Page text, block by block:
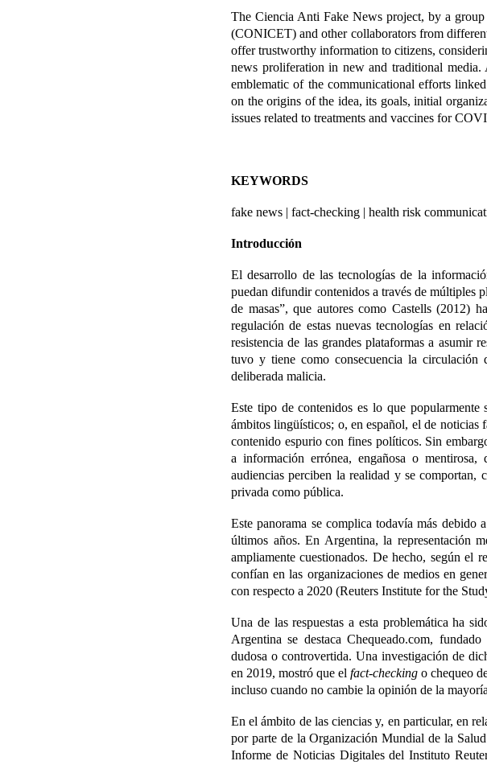
The Ciencia Anti Fake News project, by a
(CONICET) and other collaborators from
offer trustworthy information to citizens,
news proliferation in new and traditional
emblematic of the communicational efforts
on the origins of the idea, its goals, initial
issues related to treatments and vaccines for
KEYWORDS
fake news | fact-checking | health risk
Introducción
El desarrollo de las tecnologías de la
puedan difundir contenidos a través de múltiples
de masas”, que autores como Castells (2012)
regulación de estas nuevas tecnologías en
resistencia de las grandes plataformas a asumir
tuvo y tiene como consecuencia la
deliberada malicia.
Este tipo de contenidos es lo que popularmente
ámbitos lingüísticos; o, en español, el de noticias
contenido espurio con fines políticos. Sin
a información errónea, engañosa o
audiencias perciben la realidad y se comportan,
privada como pública.
Este panorama se complica todavía más
últimos años. En Argentina, la representación
ampliamente cuestionados. De hecho, según el
confían en las organizaciones de medios en
con respecto a 2020 (Reuters Institute for the
Una de las respuestas a esta problemática ha
Argentina se destaca Chequeado.com,
dudosa o controvertida. Una investigación de
en 2019, mostró que elfact-checking o chequeo
incluso cuando no cambie la opinión de la
En el ámbito de las ciencias y, en particular, en
por parte de la Organización Mundial de la
Informe de Noticias Digitales del Instituto